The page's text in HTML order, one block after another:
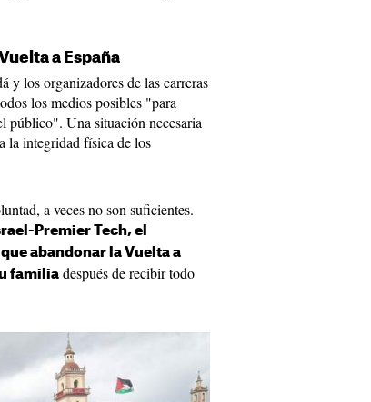
a España
y los organizadores de las carreras
los medios posibles "para
público". Una situación necesaria
la integridad física de los
a veces no son suficientes.
Premier Tech, el
abandonar la Vuelta a
familia después de recibir todo